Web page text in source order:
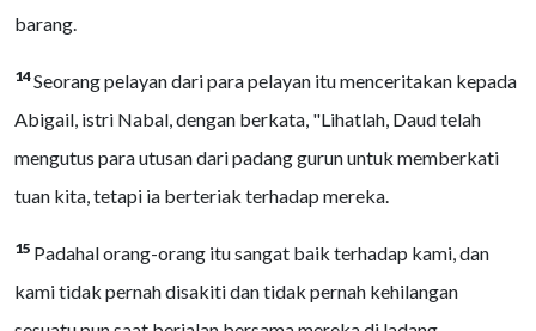
barang.
14Seorang pelayan dari para pelayan itu menceritakan kepada
Abigail, istri Nabal, dengan berkata, "Lihatlah, Daud telah
mengutus para utusan dari padang gurun untuk memberkati
tuan kita, tetapi ia berteriak terhadap mereka.
15 Padahal orang-orang itu sangat baik terhadap kami, dan
kami tidak pernah disakiti dan tidak pernah kehilangan